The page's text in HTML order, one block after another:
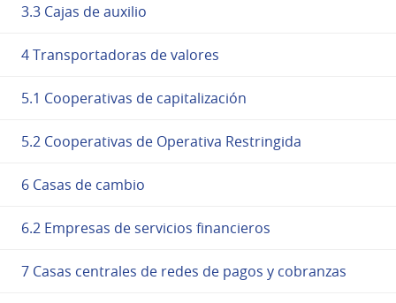
3.3 Cajas de auxilio
4 Transportadoras de valores
5.1 Cooperativas de capitalización
5.2 Cooperativas de Operativa Restringida
6 Casas de cambio
6.2 Empresas de servicios financieros
7 Casas centrales de redes de pagos y cobranzas